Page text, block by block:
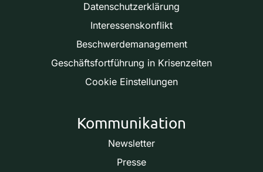
Datenschutzerklärung
Interessenskonflikt
Beschwerdemanagement
Geschäftsfortführung in Krisenzeiten
Cookie Einstellungen
Kommunikation
Newsletter
Presse